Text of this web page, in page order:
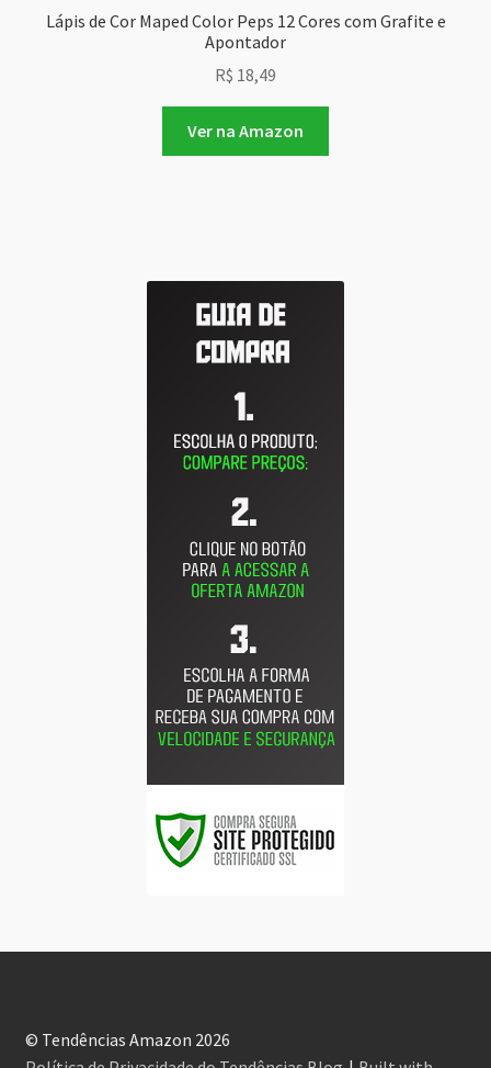
Lápis de Cor Maped Color Peps 12 Cores com Grafite e
Apontador
R$ 18,49
Ver na Amazon
© Tendências Amazon 2026